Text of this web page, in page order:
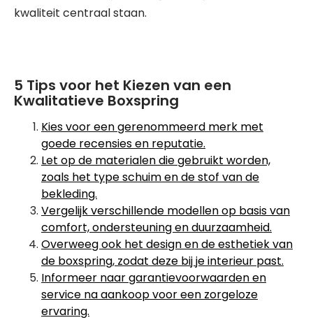
kwaliteit centraal staan.
5 Tips voor het Kiezen van een
Kwalitatieve Boxspring
Kies voor een gerenommeerd merk met
goede recensies en reputatie.
Let op de materialen die gebruikt worden,
zoals het type schuim en de stof van de
bekleding.
Vergelijk verschillende modellen op basis van
comfort, ondersteuning en duurzaamheid.
Overweeg ook het design en de esthetiek van
de boxspring, zodat deze bij je interieur past.
Informeer naar garantievoorwaarden en
service na aankoop voor een zorgeloze
ervaring.